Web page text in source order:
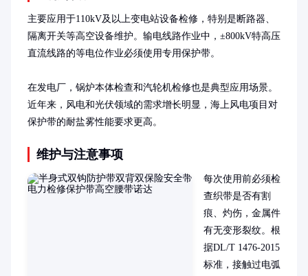
主要应用于110kV及以上变电站设备检修，特别是断路器、
隔离开关等高空设备维护。输电线路作业中，±800kV特高压
直流线路的等电位作业必须使用专用保护带。
在发电厂，锅炉本体检查和汽轮机检修也是典型应用场景。
近年来，风电和光伏领域的需求增长明显，海上风电项目对
保护带的耐盐雾性能要求更高。
维护与注意事项
每次使用前必须检
查织带是否有割
痕、灼伤，金属件
有无变形裂纹。根
据DL/T 1476-2015
标准，接触过电弧